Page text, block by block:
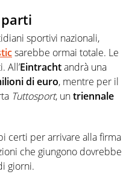
sportivi nazionali,
sarebbe ormai totale. Le
All’Eintrachtandrà una
di euro, mentre per il
Tuttosport, untriennale
certi per arrivare alla firma
che giungono dovrebbe
giorni.